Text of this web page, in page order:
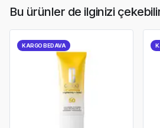
Bu ürünler de ilginizi
KARGO BEDAVA